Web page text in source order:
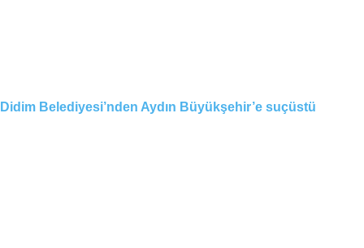
Didim Belediyesi’nden Aydın Büyükşehir’e suçüstü